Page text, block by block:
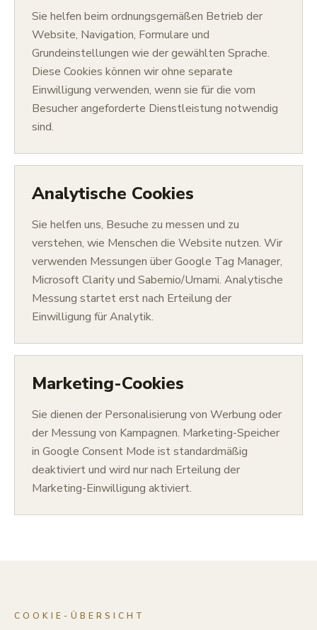
Sie helfen beim ordnungsgemäßen Betrieb der
Website, Navigation, Formulare und
Grundeinstellungen wie der gewählten Sprache.
Diese Cookies können wir ohne separate
Einwilligung verwenden, wenn sie für die vom
Besucher angeforderte Dienstleistung notwendig
sind.
Analytische Cookies
Sie helfen uns, Besuche zu messen und zu
verstehen, wie Menschen die Website nutzen. Wir
verwenden Messungen über Google Tag Manager,
Microsoft Clarity und Sabemio/Umami. Analytische
Messung startet erst nach Erteilung der
Einwilligung für Analytik.
Marketing-Cookies
Sie dienen der Personalisierung von Werbung oder
der Messung von Kampagnen. Marketing-Speicher
in Google Consent Mode ist standardmäßig
deaktiviert und wird nur nach Erteilung der
Marketing-Einwilligung aktiviert.
COOKIE-ÜBERSICHT